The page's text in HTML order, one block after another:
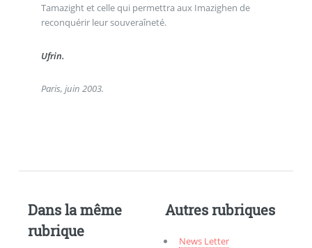
Tamazight et celle qui permettra aux Imazighen de
reconquérir leur souveraîneté.
Ufrin.
Paris, juin 2003.
Dans la même
rubrique
Autres rubriques
News Letter